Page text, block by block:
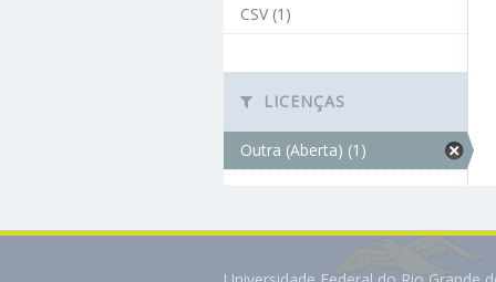
CSV (1)
LICENÇAS
Outra (Aberta) (1)